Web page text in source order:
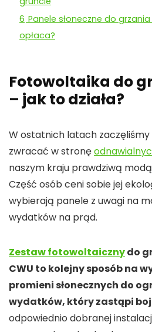
6 Panele słoneczne do
opłaca?
Fotowoltaika do
– jak to działa?
W ostatnich latach zaczęliśmy
zwracać w stronę
naszym kraju prawdziwą
Część osób ceni sobie jej
wybierają panele z uwagi na
wydatków na prąd.
Zestaw fotowoltaicznydo
CWU to kolejny sposób na
promieni słonecznych do
wydatków, który zastąpi
odpowiednio dobranej